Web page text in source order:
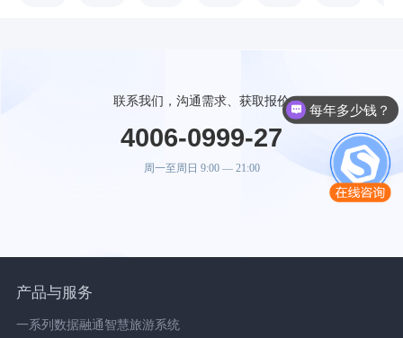
联系我们，沟通需求、获取报价
4006-0999-27
周一至周日 9:00 — 21:00
产品与服务
一系列数据融通智慧旅游系统
每年多少钱？